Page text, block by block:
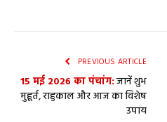
PREVIOUS ARTICLE
15 मई 2026 का पंचांग:जानें शुभ
मुहूर्त, राहुकाल और आज का विशेष
उपाय